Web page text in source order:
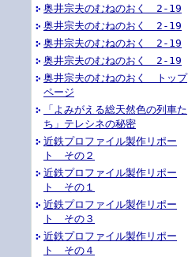
奥井宗夫のむねのおく 2-19
奥井宗夫のむねのおく 2-19
奥井宗夫のむねのおく 2-19
奥井宗夫のむねのおく 2-19
奥井宗夫のむねのおく トップ
ページ
「よみがえる総天然色の列車た
ち」テレシネの秘密
近鉄プロファイル製作リポー
ト その２
近鉄プロファイル製作リポー
ト その１
近鉄プロファイル製作リポー
ト その３
近鉄プロファイル製作リポー
ト その４